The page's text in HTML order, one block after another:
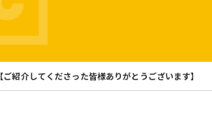
【ご紹介してくださった皆様ありがとうございます】